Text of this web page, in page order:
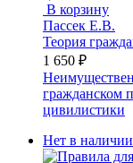
В корзину
Пассек Е.В.
Теория
1 650 ₽
гражданском
цивилистики
Нет в наличии